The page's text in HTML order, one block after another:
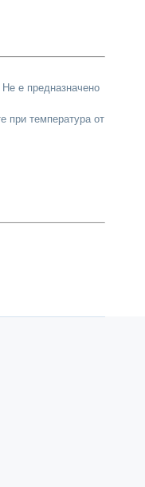
е предназначено
при температура от